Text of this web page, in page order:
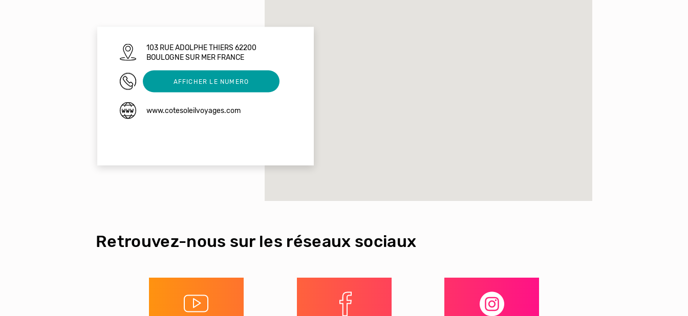
103 RUE ADOLPHE THIERS 62200
BOULOGNE SUR MER FRANCE
03 21 30 37 41AFFICHER LE NUMERO
www.cotesoleilvoyages.com
Retrouvez-nous sur les réseaux sociaux